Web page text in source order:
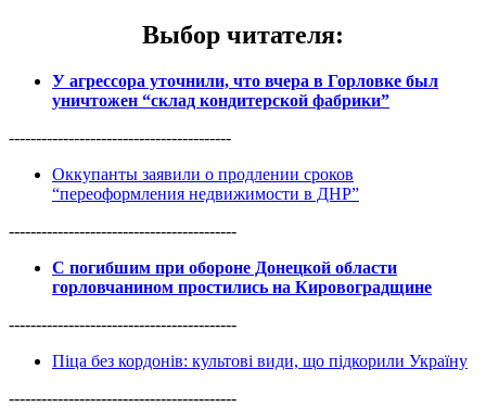
Выбор читателя:
У агрессора уточнили, что вчера в Горловке был
уничтожен “склад кондитерской фабрики”
-----------------------------------------
Оккупанты заявили о продлении сроков
“переоформления недвижимости в ДНР”
------------------------------------------
С погибшим при обороне Донецкой области
горловчанином простились на Кировоградщине
------------------------------------------
Піца без кордонів: культові види, що підкорили Україну
------------------------------------------